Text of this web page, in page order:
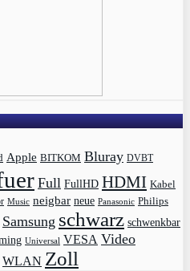
Apple BITKOM Bluray DVBT
Full FullHD HDMI Kabel
Music neigbar neue Panasonic Philips
Samsung schwarz schwenkbar
Universal VESA Video
WLAN Zoll